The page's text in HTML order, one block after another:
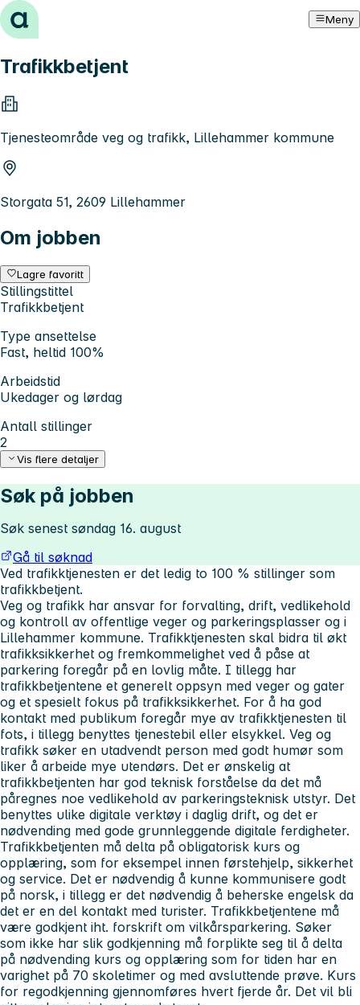
Hopp til innhold Meny
Trafikkbetjent
Tjenesteområde veg og trafikk, Lillehammer kommune
Storgata 51, 2609 Lillehammer
Om jobben
Lagre favoritt
Stillingstittel
Trafikkbetjent
Type ansettelse
Fast, heltid 100%
Arbeidstid
Ukedager og lørdag
Antall stillinger
2
Vis flere detaljer
Søk på jobben
Søk senest søndag 16. august
Gå til søknad
Ved trafikktjenesten er det ledig to 100 % stillinger som
trafikkbetjent.
Veg og trafikk har ansvar for forvalting, drift, vedlikehold
og kontroll av offentlige veger og parkeringsplasser og i
Lillehammer kommune. Trafikktjenesten skal bidra til økt
trafikksikkerhet og fremkommelighet ved å påse at
parkering foregår på en lovlig måte. I tillegg har
trafikkbetjentene et generelt oppsyn med veger og gater
og et spesielt fokus på trafikksikkerhet. For å ha god
kontakt med publikum foregår mye av trafikktjenesten til
fots, i tillegg benyttes tjenestebil eller elsykkel. Veg og
trafikk søker en utadvendt person med godt humør som
liker å arbeide mye utendørs. Det er ønskelig at
trafikkbetjenten har god teknisk forståelse da det må
påregnes noe vedlikehold av parkeringsteknisk utstyr. Det
benyttes ulike digitale verktøy i daglig drift, og det er
nødvending med gode grunnleggende digitale ferdigheter.
Trafikkbetjenten må delta på obligatorisk kurs og
opplæring, som for eksempel innen førstehjelp, sikkerhet
og service. Det er nødvendig å kunne kommunisere godt
på norsk, i tillegg er det nødvendig å beherske engelsk da
det er en del kontakt med turister. Trafikkbetjentene må
være godkjent iht. forskrift om vilkårsparkering. Søker
som ikke har slik godkjenning må forplikte seg til å delta
på nødvending kurs og opplæring som for tiden har en
varighet på 70 skoletimer og med avsluttende prøve. Kurs
for regodkjenning gjennomføres hvert fjerde år. Det vil bli